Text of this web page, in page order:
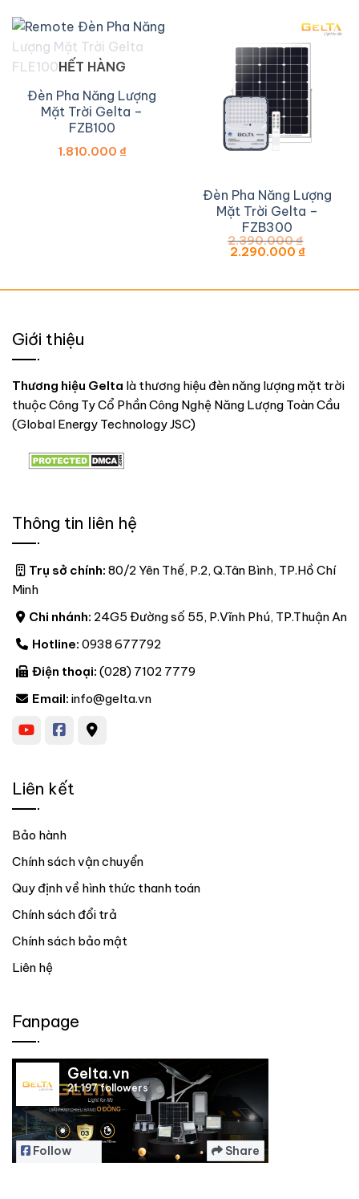
HẾT HÀNG
Đèn Pha Năng Lượng
Mặt Trời Gelta –
FZB100
1.810.000 ₫
Đèn Pha Năng Lượng
Mặt Trời Gelta –
FZB300
2.390.000₫
Giá
2.290.000 ₫
Giới thiệu
Thương hiệu Gelta là thương hiệu đèn năng lượng mặt trời
thuộc Công Ty Cổ Phần Công Nghệ Năng Lượng Toàn Cầu
(Global Energy Technology JSC)
Thông tin liên hệ
Trụ sở chính: 80/2 Yên Thế, P.2, Q.Tân Bình, TP.Hồ Chí
Minh
Chi nhánh: 24G5 Đường số 55, P.Vĩnh Phú, TP.Thuận An
Hotline: 0938 677792
Điện thoại: (028) 7102 7779
Email: info@gelta.vn
Liên kết
Bảo hành
Chính sách vận chuyển
Quy định về hình thức thanh toán
Chính sách đổi trả
Chính sách bảo mật
Liên hệ
Fanpage
Gelta.vn
21,197 followers
Follow
Share